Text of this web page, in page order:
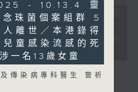
- 8.7.1 立法會研究指
開支增訪港旅客消費跌/
合作 一站式處理投訴
姚柏良
陳凱欣
- 10.13.4 靈
念珠菌個案組群 5
離世／本港錄得
童感染流感的死
一名13歲女童
傳染病專科醫生 曾祈